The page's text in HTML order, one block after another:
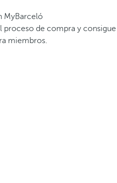
MyBarceló
proceso de compra y consigue
miembros.